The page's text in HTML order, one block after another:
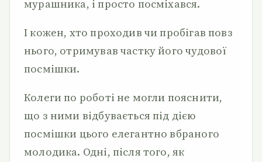
мурашника, і просто посміхався.
І кожен, хто проходив чи пробігав повз
нього, отримував частку його чудової
посмішки.
Колеги по роботі не могли пояснити,
що з ними відбувається під дією
посмішки цього елегантно вбраного
молодика. Одні, після того, як